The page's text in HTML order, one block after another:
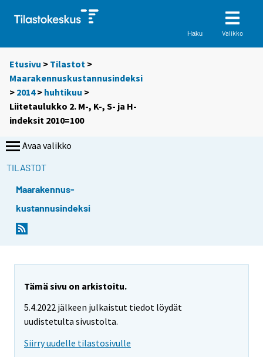
Haku Valikko
Etusivu > Tilastot >
Maarakennuskustannusindeksi
> 2014> huhtikuu >
Liitetaulukko 2. M-, K-, S- ja H-
indeksit 2010=100
Avaa valikko
TILASTOT
Maarakennus-
kustannusindeksi
Tämä sivu on arkistoitu.
5.4.2022 jälkeen julkaistut tiedot löydät
uudistetulta sivustolta.
Siirry uudelle tilastosivulle